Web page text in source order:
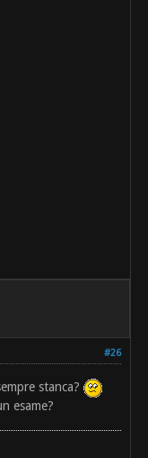
#26
stanca?
esame?